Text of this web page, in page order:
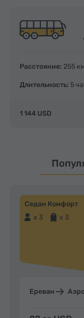
Расстояние: 255
Длительность: 5
1 144 USD
Седан Комфорт
x 3
x 3
Ереван